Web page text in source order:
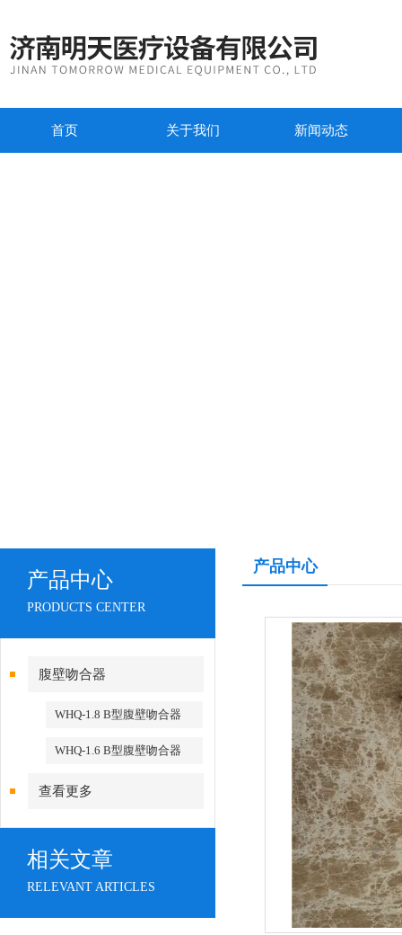
首页 关于我们 新闻动态
产品中心
PRODUCTS CENTER
腹壁吻合器
WHQ-1.8 B型腹壁吻合器
WHQ-1.6 B型腹壁吻合器
查看更多
相关文章
RELEVANT ARTICLES
产品中心